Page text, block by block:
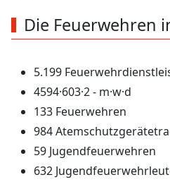
Die Feuerwehren
5.199
4594·603·2 - m·w·d
133 Feuerwehren
984
59 Jugendfeuerwehren
632